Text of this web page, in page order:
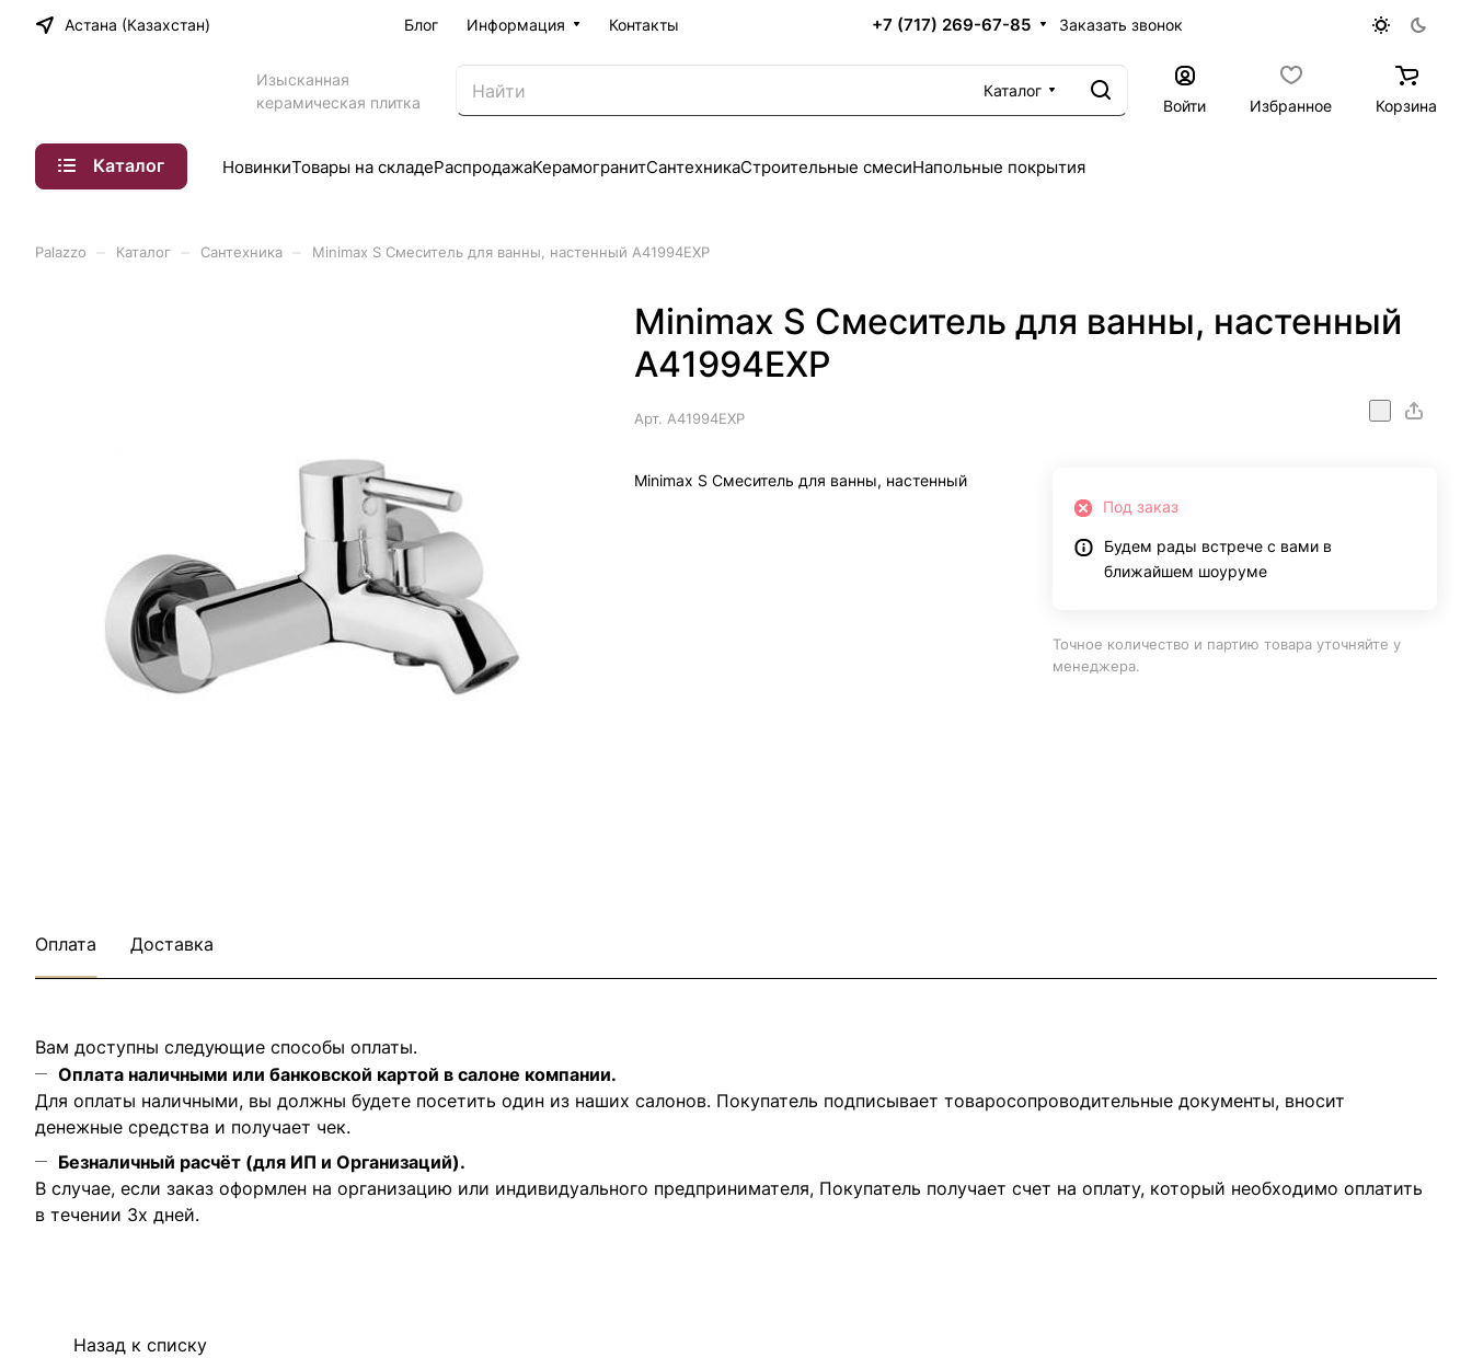
Астана (Казахстан) Блог Информация Контакты +7 (717) 269-67-85 Заказать звонок
Изысканная
керамическая плитка
Каталог
Войти
Избранное Корзина
Каталог НовинкиТовары на складеРаспродажаКерамогранитСантехникаСтроительные смесиНапольные покрытия
Palazzo Каталог Сантехника Minimax S Смеситель для ванны, настенный A41994EXP
Minimax S Смеситель для ванны, настенный
A41994EXP
Арт. A41994EXP
Minimax S Смеситель для ванны, настенный
Под заказ
Будем рады встрече с вами в
ближайшем шоуруме
Точное количество и партию товара уточняйте у
менеджера.
Оплата Доставка
Вам доступны следующие способы оплаты.
Оплата наличными или банковской картой в салоне компании.
Для оплаты наличными, вы должны будете посетить один из наших салонов. Покупатель подписывает товаросопроводительные документы, вносит
денежные средства и получает чек.
Безналичный расчёт (для ИП и Организаций).
В случае, если заказ оформлен на организацию или индивидуального предпринимателя, Покупатель получает счет на оплату, который необходимо оплатить
в течении 3х дней.
Назад к списку